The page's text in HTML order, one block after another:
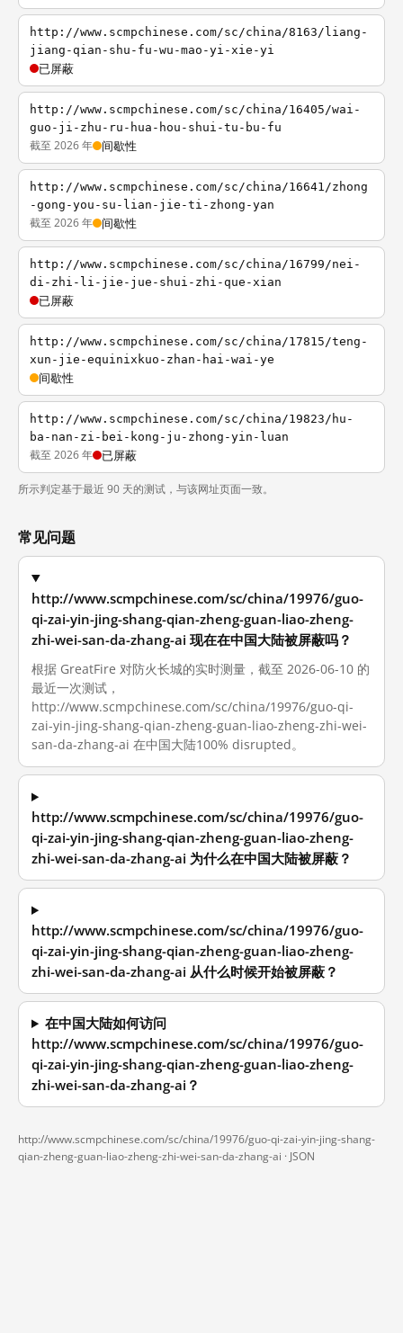
http://www.scmpchinese.com/sc/china/8163/liang-
jiang-qian-shu-fu-wu-mao-yi-xie-yi
已屏蔽
http://www.scmpchinese.com/sc/china/16405/wai-
guo-ji-zhu-ru-hua-hou-shui-tu-bu-fu
截至 2026 年 间歇性
http://www.scmpchinese.com/sc/china/16641/zhong
-gong-you-su-lian-jie-ti-zhong-yan
截至 2026 年 间歇性
http://www.scmpchinese.com/sc/china/16799/nei-
di-zhi-li-jie-jue-shui-zhi-que-xian
已屏蔽
http://www.scmpchinese.com/sc/china/17815/teng-
xun-jie-equinixkuo-zhan-hai-wai-ye
间歇性
http://www.scmpchinese.com/sc/china/19823/hu-
ba-nan-zi-bei-kong-ju-zhong-yin-luan
截至 2026 年 已屏蔽
所示判定基于最近 90 天的测试，与该网址页面一致。
常见问题
http://www.scmpchinese.com/sc/china/19976/guo-
qi-zai-yin-jing-shang-qian-zheng-guan-liao-zheng-
zhi-wei-san-da-zhang-ai 现在在中国大陆被屏蔽吗？
根据 GreatFire 对防火长城的实时测量，截至 2026-06-10 的
最近一次测试，
http://www.scmpchinese.com/sc/china/19976/guo-qi-
zai-yin-jing-shang-qian-zheng-guan-liao-zheng-zhi-wei-
san-da-zhang-ai 在中国大陆100% disrupted。
http://www.scmpchinese.com/sc/china/19976/guo-
qi-zai-yin-jing-shang-qian-zheng-guan-liao-zheng-
zhi-wei-san-da-zhang-ai 为什么在中国大陆被屏蔽？
http://www.scmpchinese.com/sc/china/19976/guo-
qi-zai-yin-jing-shang-qian-zheng-guan-liao-zheng-
zhi-wei-san-da-zhang-ai 从什么时候开始被屏蔽？
在中国大陆如何访问
http://www.scmpchinese.com/sc/china/19976/guo-
qi-zai-yin-jing-shang-qian-zheng-guan-liao-zheng-
zhi-wei-san-da-zhang-ai？
http://www.scmpchinese.com/sc/china/19976/guo-qi-zai-yin-jing-shang-
qian-zheng-guan-liao-zheng-zhi-wei-san-da-zhang-ai · JSON